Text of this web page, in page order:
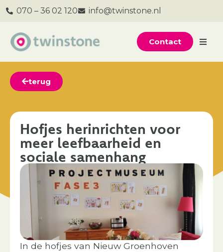
070 – 36 02 120 info@twinstone.nl
Contact
terug
Hofjes herinrichten voor
meer leefbaarheid en
sociale samenhang
In de hofjes van Nieuw Groenhoven